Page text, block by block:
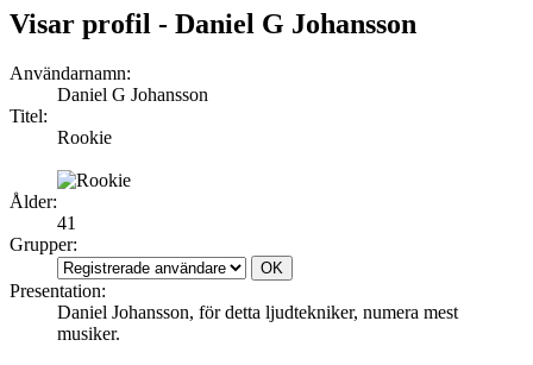
Visar profil - Daniel G Johansson
Användarnamn:
Daniel G Johansson
Titel:
Rookie
Ålder:
41
Grupper:
Presentation:
Daniel Johansson, för detta ljudtekniker, numera mest
musiker.